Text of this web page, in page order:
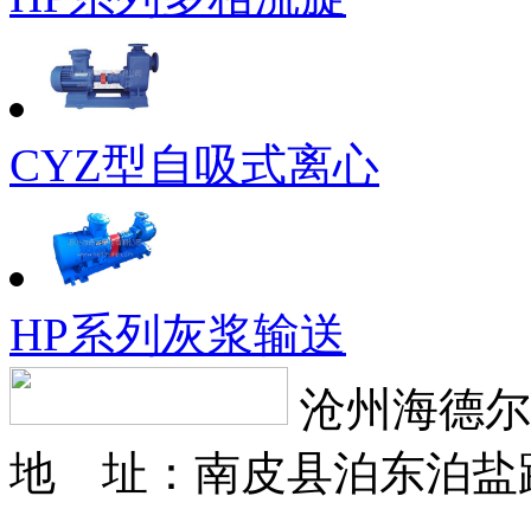
CYZ型自吸式离心
HP系列灰浆输送
沧州海德
地 址：南皮县泊东泊盐